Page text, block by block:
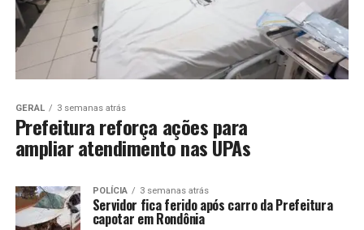
GERAL 3 semanas atrás
Prefeitura reforça ações para
ampliar atendimento nas UPAs
POLÍCIA 3 semanas atrás
Servidor fica ferido após carro da Prefeitura
capotar em Rondônia